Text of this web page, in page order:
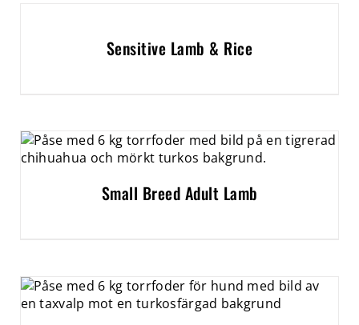
Sensitive Lamb & Rice
Small Breed Adult Lamb